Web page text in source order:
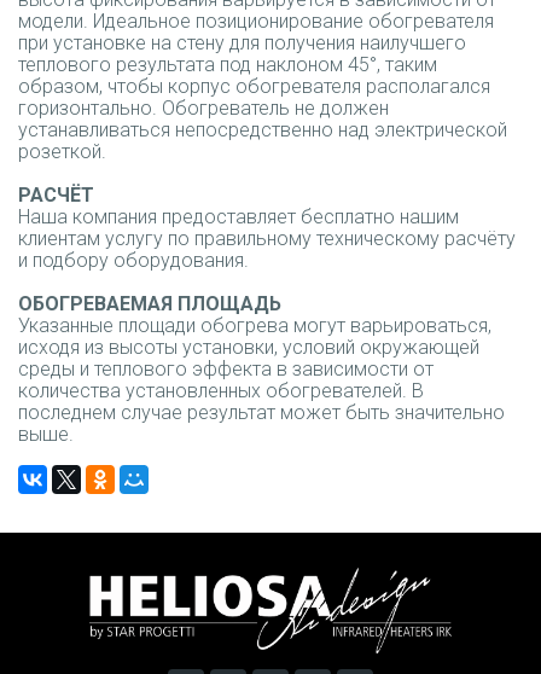
модели. Идеальное позиционирование обогревателя
при установке на стену для получения наилучшего
теплового результата под наклоном 45°, таким
образом, чтобы корпус обогревателя располагался
горизонтально. Обогреватель не должен
устанавливаться непосредственно над электрической
розеткой.
РАСЧЁТ
Наша компания предоставляет бесплатно нашим
клиентам услугу по правильному техническому расчёту
и подбору оборудования.
ОБОГРЕВАЕМАЯ ПЛОЩАДЬ
Указанные площади обогрева могут варьироваться,
исходя из высоты установки, условий окружающей
среды и теплового эффекта в зависимости от
количества установленных обогревателей. В
последнем случае результат может быть значительно
выше.